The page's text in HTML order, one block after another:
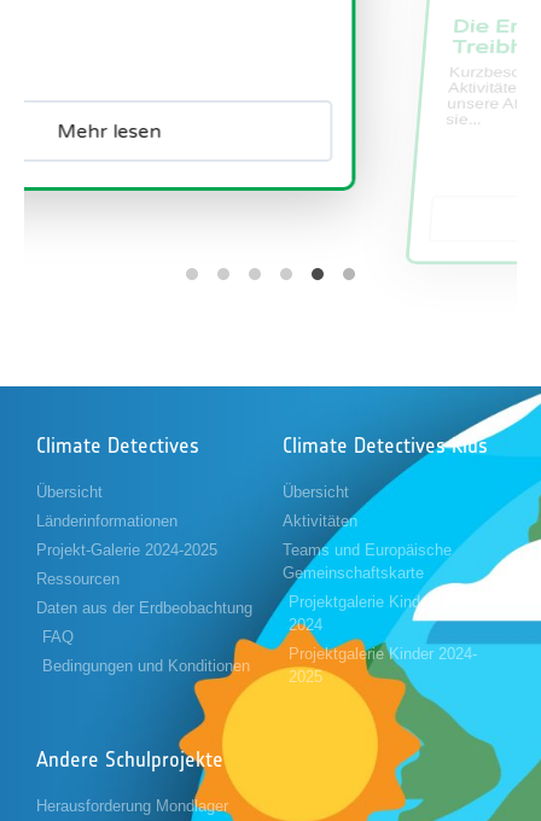
Climate Detectives
Übersicht
Länderinformationen
Projekt-Galerie 2024-2025
Ressourcen
Daten aus der Erdbeobachtung
FAQ
Bedingungen und Konditionen
Climate Detectives Kids
Übersicht
Aktivitäten
Teams und Europäische
Gemeinschaftskarte
Projektgalerie Kinder 2023-
2024
Projektgalerie Kinder 2024-
2025
Andere Schulprojekte
Herausforderung Mondlager